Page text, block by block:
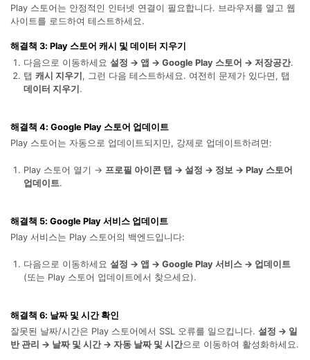
리소스 허브
3,000개 이상의 사용 가이드, 전문가 팁 및 최
신 모바일 소식을 확인하세요.
사용 가이드
고객 지원
Play 스토어는 안정적인 인터넷 연결이 필요합니다. 브라우저를 열고 웹
사이트를 로드하여 테스트하세요.
해결책 3: Play 스토어 캐시 및 데이터 지우기
다음으로 이동하세요 설정 → 앱 → Google Play 스토어 → 저장공간.
탭 캐시 지우기, 그런 다음 테스트하세요. 여전히 문제가 있다면, 탭
데이터 지우기.
해결책 4: Google Play 스토어 업데이트
Play 스토어는 자동으로 업데이트되지만, 강제로 업데이트하려면:
Play 스토어 열기 → 프로필 아이콘 탭 → 설정 → 정보 → Play 스토어
업데이트.
해결책 5: Google Play 서비스 업데이트
Play 서비스는 Play 스토어의 백엔드입니다:
다음으로 이동하세요 설정 → 앱 → Google Play 서비스 → 업데이트
(또는 Play 스토어 업데이트에서 찾으세요).
해결책 6: 날짜 및 시간 확인
잘못된 날짜/시간은 Play 스토어에서 SSL 오류를 일으킵니다. 설정 → 일
반 관리 → 날짜 및 시간 → 자동 날짜 및 시간으로 이동하여 활성화하세요.